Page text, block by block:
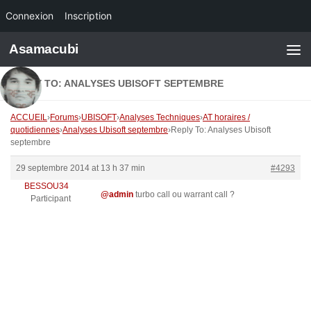
Connexion Inscription
Skip to content
Asamacubi
REPLY TO: ANALYSES UBISOFT SEPTEMBRE
ACCUEIL›Forums›UBISOFT›Analyses Techniques›AT horaires /
quotidiennes›Analyses Ubisoft septembre›Reply To: Analyses Ubisoft
septembre
29 septembre 2014 at 13 h 37 min
#4293
BESSOU34
Participant
@admin turbo call ou warrant call ?